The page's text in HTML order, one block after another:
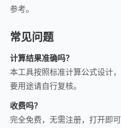
参考。
常见问题
计算结果准确吗？
本工具按照标准计算公式设计
要用途请自行复核。
收费吗？
完全免费，无需注册，打开即可